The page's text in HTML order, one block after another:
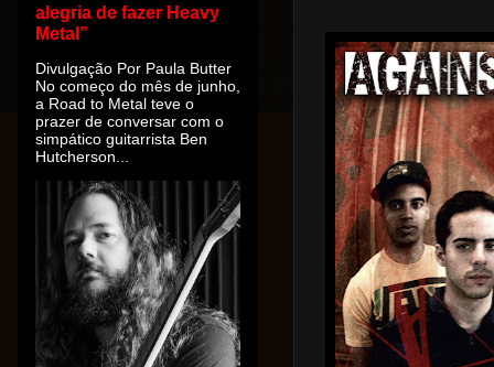
alegria de fazer Heavy
Metal”
Divulgação Por Paula Butter
No começo do mês de junho,
a Road to Metal teve o
prazer de conversar com o
simpático guitarrista Ben
Hutcherson...